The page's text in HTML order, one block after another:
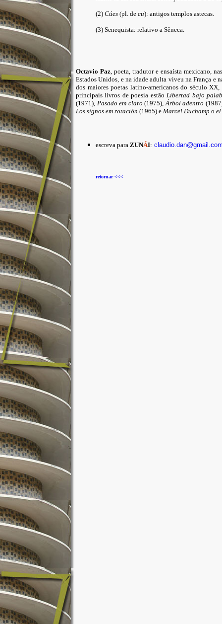
(2) Cúes (pl. de cu): antigos templos astecas.
(3) Senequista: relativo a Sêneca.
Octavio Paz , poeta, tradutor e ensaísta mexicano,
Estados Unidos, e na idade adulta viveu na França
dos maiores poetas latino-americanos do século
principais livros de poesia estão Libertad bajo
(1971), Pasado em claro (1975), Árbol adentro
Los signos em rotación (1965) e Marcel Duchamp o el
escreva para ZUNÁI:
retornar <<<